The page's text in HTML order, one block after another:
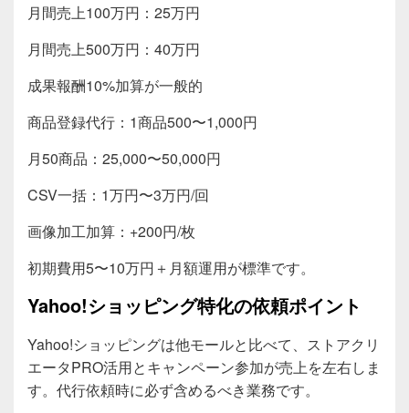
月間売上100万円：25万円
月間売上500万円：40万円
成果報酬10%加算が一般的
商品登録代行：1商品500〜1,000円
月50商品：25,000〜50,000円
CSV一括：1万円〜3万円/回
画像加工加算：+200円/枚
初期費用5〜10万円＋月額運用が標準です。
Yahoo!ショッピング特化の依頼ポイント
Yahoo!ショッピングは他モールと比べて、ストアクリ
エータPRO活用とキャンペーン参加が売上を左右しま
す。代行依頼時に必ず含めるべき業務です。